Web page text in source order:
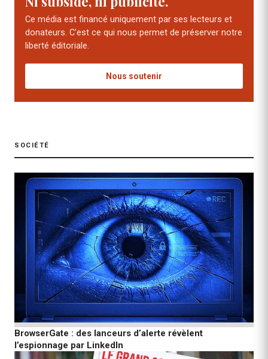
Ce média est financé uniquement par ses lecteurs et
donateurs. C'est ce qui nous permet de préserver notre
liberté éditoriale.
Nous soutenir
SOCIÉTÉ
BrowserGate : des lanceurs d’alerte révèlent
l’espionnage par LinkedIn